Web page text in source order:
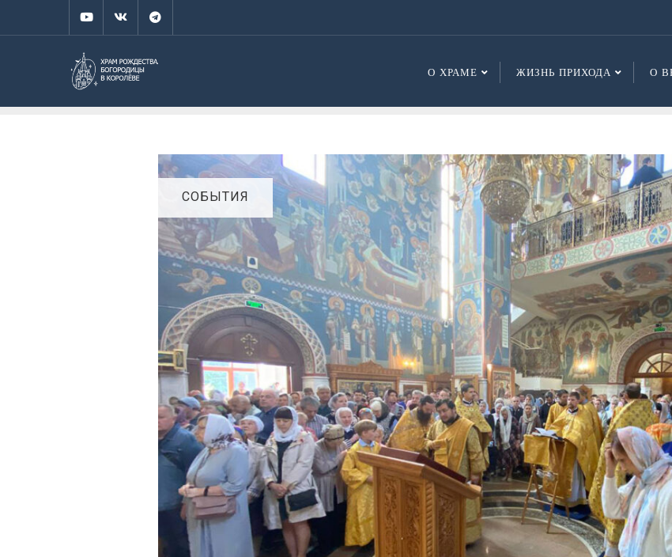
О ХРАМЕ ЖИЗНЬ ПРИХОДА О
СОБЫТИЯ